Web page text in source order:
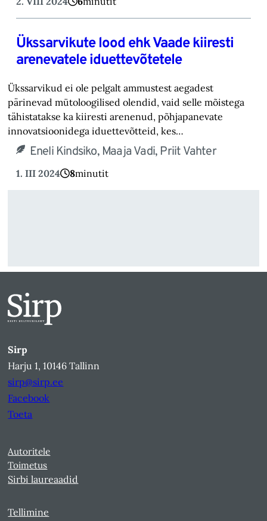
Ükssarvikute lood ehk Vaade kiiresti
arenevatele iduettevõtetele
Ükssarvikud ei ole pelgalt ammustest aegadest
pärinevad mütoloogilised olendid, vaid selle mõistega
tähistatakse ka kiiresti arenenud, põhjapanevate
innovatsioonidega iduettevõtteid, kes…
Eneli Kindsiko, Maaja Vadi, Priit Vahter
1. III 2024 8minutit
Sirp
Harju 1, 10146 Tallinn
sirp@sirp.ee
Facebook
Toeta
Autoritele
Toimetus
Sirbi laureaadid
Tellimine